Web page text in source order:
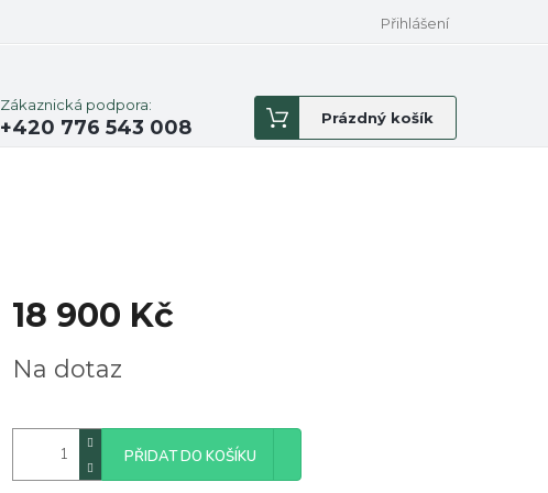
Přihlášení
Zákaznická podpora:
+420 776 543 008
Nákupní
košík
Prázdný košík
18 900 Kč
cena:
Na dotaz
PŘIDAT DO KOŠÍKU